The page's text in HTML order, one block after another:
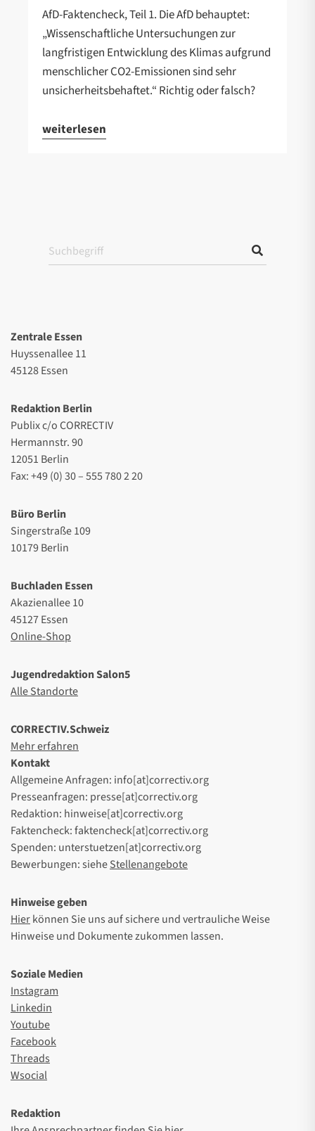
AfD-Faktencheck, Teil 1. Die AfD behauptet:
„Wissenschaftliche Untersuchungen zur
langfristigen Entwicklung des Klimas aufgrund
menschlicher CO2-Emissionen sind sehr
unsicherheitsbehaftet.“ Richtig oder falsch?
weiterlesen
Zentrale Essen
Huyssenallee 11
45128 Essen
Redaktion Berlin
Publix c/o CORRECTIV
Hermannstr. 90
12051 Berlin
Fax: +49 (0) 30 – 555 780 2 20
Büro Berlin
Singerstraße 109
10179 Berlin
Buchladen Essen
Akazienallee 10
45127 Essen
Online-Shop
Jugendredaktion Salon5
Alle Standorte
CORRECTIV.Schweiz
Mehr erfahren
Kontakt
Allgemeine Anfragen: info[at]correctiv.org
Presseanfragen: presse[at]correctiv.org
Redaktion: hinweise[at]correctiv.org
Faktencheck: faktencheck[at]correctiv.org
Spenden: unterstuetzen[at]correctiv.org
Bewerbungen: sieheStellenangebote
Hinweise geben
Hierkönnen Sie uns auf sichere und vertrauliche Weise
Hinweise und Dokumente zukommen lassen.
Soziale Medien
Instagram
Linkedin
Youtube
Facebook
Threads
Wsocial
Redaktion